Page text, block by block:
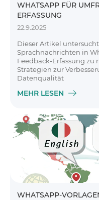
WHATSAPP FÜR
ERFASSUNG
22.9.2025
Dieser Artikel
Sprachnachrichten in
Feedback-Erfassung
Strategien zur
Datenqualität
MEHR LESEN
WHATSAPP-